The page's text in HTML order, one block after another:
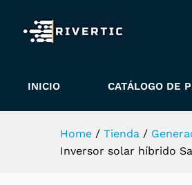
INICIO CATÁLOGO DE
Home / Tienda /
Inversor solar híbrido
4200W
Descripción